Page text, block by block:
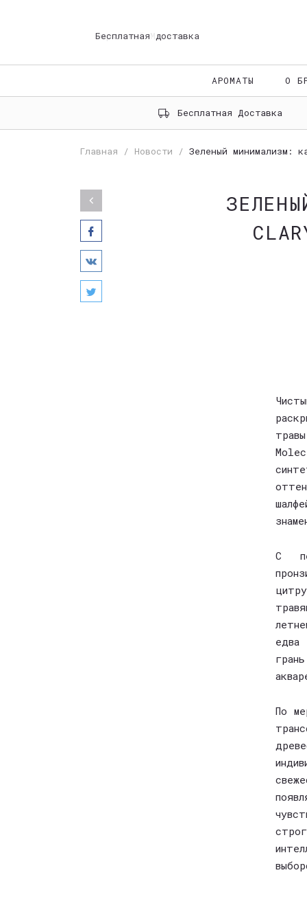
Бесплатная доставка
АРОМАТЫ О
Бесплатная Доставка
Главная Новости Зеленый минимализм:
С
По